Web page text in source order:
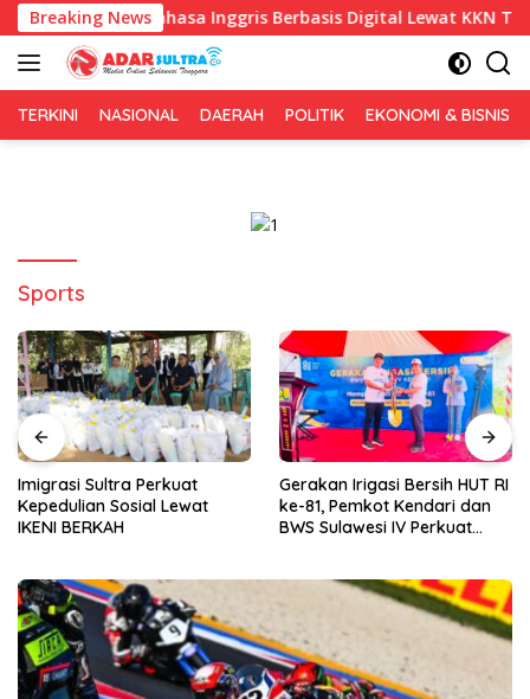
Langsung
ke
konten
Breaking News
Bahasa Inggris Berbasis Digital Lewat KKN Tematik di
TERKINI NASIONAL DAERAH POLITIK EKONOMI & BISNIS
Sports
Imigrasi Sultra Perkuat
Kepedulian Sosial Lewat
IKENI BERKAH
Gerakan Irigasi Bersih HUT RI
ke-81, Pemkot Kendari dan
BWS Sulawesi IV Perkuat